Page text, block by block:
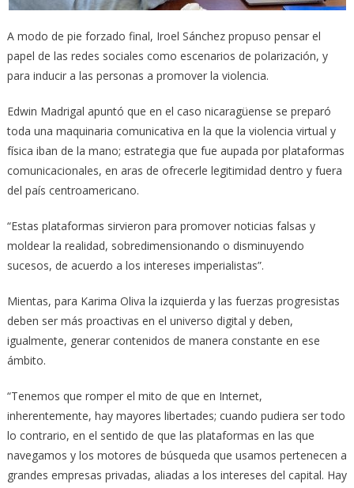
A modo de pie forzado final, Iroel Sánchez propuso pensar el
papel de las redes sociales como escenarios de polarización, y
para inducir a las personas a promover la violencia.
Edwin Madrigal apuntó que en el caso nicaragüense se preparó
toda una maquinaria comunicativa en la que la violencia virtual y
física iban de la mano; estrategia que fue aupada por plataformas
comunicacionales, en aras de ofrecerle legitimidad dentro y fuera
del país centroamericano.
“Estas plataformas sirvieron para promover noticias falsas y
moldear la realidad, sobredimensionando o disminuyendo
sucesos, de acuerdo a los intereses imperialistas”.
Mientas, para Karima Oliva la izquierda y las fuerzas progresistas
deben ser más proactivas en el universo digital y deben,
igualmente, generar contenidos de manera constante en ese
ámbito.
“Tenemos que romper el mito de que en Internet,
inherentemente, hay mayores libertades; cuando pudiera ser todo
lo contrario, en el sentido de que las plataformas en las que
navegamos y los motores de búsqueda que usamos pertenecen a
grandes empresas privadas, aliadas a los intereses del capital. Hay